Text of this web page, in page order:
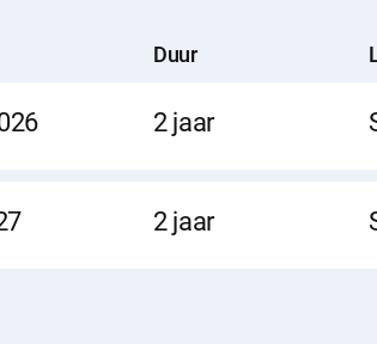
d
Duur
2 jaar
2 jaar